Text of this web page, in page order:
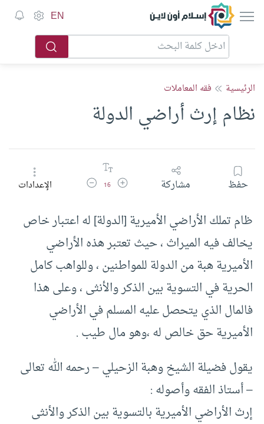
إسلام أون لاين EN
الرئيسية فقه المعاملات
نظام إرث أراضي الدولة
حفظ مشاركة زيادة حجم الخط
16 تقليل حجم الخطالإعدادات
ظام تملك الأراضي الأميرية [الدولة] له اعتبار خاص
يخالف فيه الميراث ، حيث تعتبر هذه الأراضي
الأميرية هبة من الدولة للمواطنين ، وللواهب كامل
الحرية في التسوية بين الذكر والأنثى ، وعلى هذا
فالمال الذي يتحصل عليه المسلم في الأراضي
الأميرية حق خالص له ،وهو مال طيب .
يقول فضيلة الشيخ وهبة الزحيلي – رحمه الله تعالى
– أستاذ الفقه وأصوله :
إرث الأراضي الأميرية بالتسوية بين الذكر والأنثى